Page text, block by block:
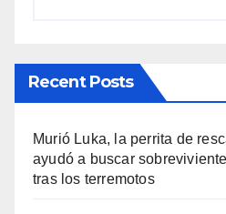
Recent Posts
Murió Luka, la perrita de
ayudó a buscar
tras los terremotos